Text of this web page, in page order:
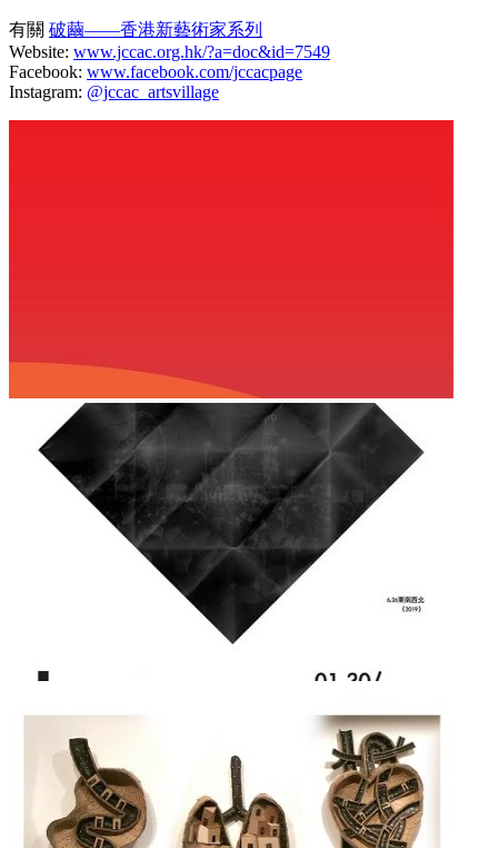
有關 破繭——香港新藝術家系列
Website: www.jccac.org.hk/?a=doc&id=7549
Facebook: www.facebook.com/jccacpage
Instagram: @jccac_artsvillage